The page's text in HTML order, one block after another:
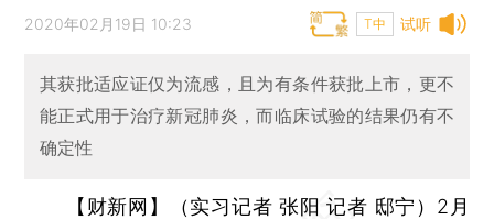
试听
2020年02月19日 10:23 T中
其获批适应证仅为流感，且为有条件获批上市，更不
能正式用于治疗新冠肺炎，而临床试验的结果仍有不
确定性
【财新网】（实习记者 张阳 记者 邸宁） 2月